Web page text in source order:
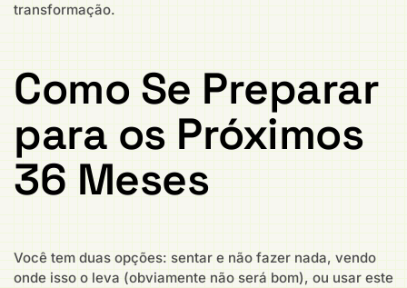
transformação.
Como Se Preparar
para os Próximos
36 Meses
Você tem duas opções: sentar e não fazer nada, vendo
onde isso o leva (obviamente não será bom), ou usar este